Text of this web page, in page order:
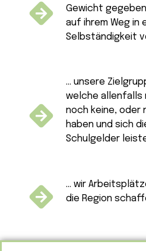
Gewicht
auf ihrem Weg in
Selbständigkeit
... unsere
welche allenfalls
noch keine, oder
haben und sich
Schulgelder
... wir
die Region